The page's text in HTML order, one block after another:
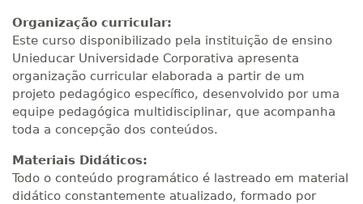
Organização curricular:
Este curso disponibilizado pela instituição de ensino
Unieducar Universidade Corporativa apresenta
organização curricular elaborada a partir de um
projeto pedagógico específico, desenvolvido por uma
equipe pedagógica multidisciplinar, que acompanha
toda a concepção dos conteúdos.
Materiais Didáticos:
Todo o conteúdo programático é lastreado em material
didático constantemente atualizado, formado por